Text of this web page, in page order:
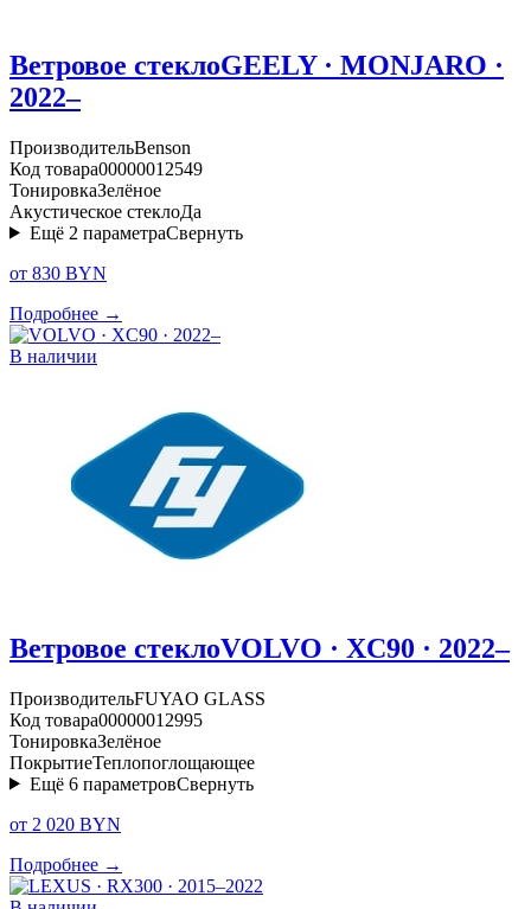
Ветровое стеклоGEELY · MONJARO ·
2022–
ПроизводительBenson
Код товара00000012549
ТонировкаЗелёное
Акустическое стеклоДа
Ещё 2 параметраСвернуть
от 830 BYN
Подробнее →
В наличии
Ветровое стеклоVOLVO · XC90 · 2022–
ПроизводительFUYAO GLASS
Код товара00000012995
ТонировкаЗелёное
ПокрытиеТеплопоглощающее
Ещё 6 параметровСвернуть
от 2 020 BYN
Подробнее →